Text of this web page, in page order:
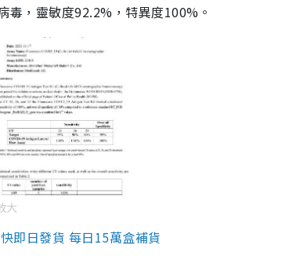
，靈敏度92.2%，特異度100%。
大
即日發貨 每日15萬盒補貨